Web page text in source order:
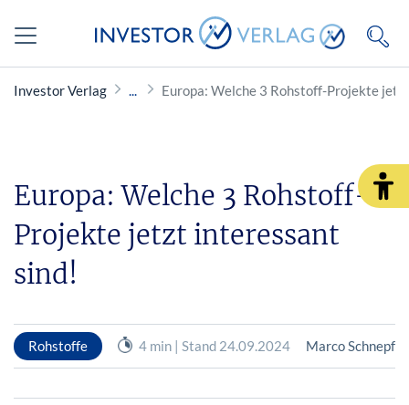
Investor Verlag Europa: Welche 3 Rohstoff-Projekte
Europa: Welche 3 Rohstoff-
Projekte jetzt interessant
sind!
Rohstoffe 4 min | Stand 24.09.2024 Marco Schnepf